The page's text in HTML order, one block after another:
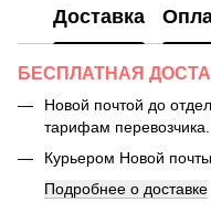
Доставка
БЕСПЛАТНАЯ
Новой почтой до
тарифам перевозчика.
Курьером Новой
Подробнее о доставке